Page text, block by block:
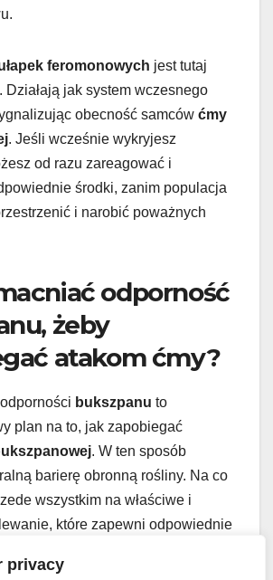
privacy
feromonowych jest tutaj
Działają jak system wczesnego
obecność samców ćmy
. Jeśli wcześnie wykryjesz
od razu zareagować i
środki, zanim populacja
i narobić poważnych
odporność
żeby
atakom ćmy?
bukszpanu to
plan na to, jak zapobiegać
. W ten sposób
barierę obronną rośliny. Na co
wszystkim na właściwe i
które zapewni odpowiednie
niezbędne składniki